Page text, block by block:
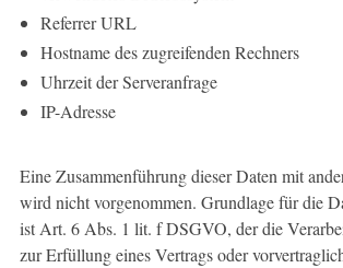
Referrer URL
Hostname des zugreifenden Rechners
Uhrzeit der Serveranfrage
IP-Adresse
Eine Zusammenführung dieser Daten mit
wird nicht vorgenommen. Grundlage für die
ist Art. 6 Abs. 1 lit. f DSGVO, der die
zur Erfüllung eines Vertrags oder